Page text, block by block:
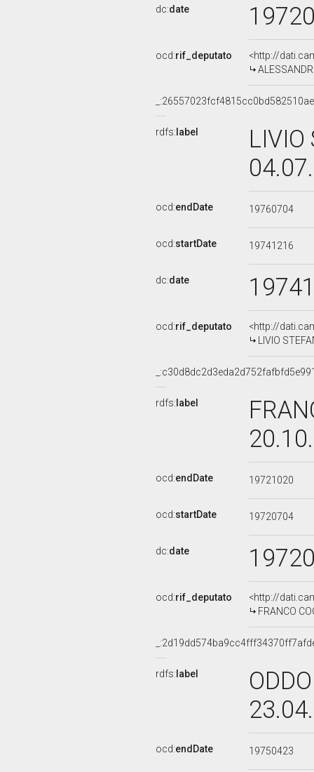
dc:date
ocd:rif_deputato
<http://
rdfs: label
LIVIO
ocd:endDate 19760704
ocd:startDate 19741216
dc:date
ocd:rif_deputato
<http://
LIVIO
rdfs: label
ocd:endDate 19721020
ocd:startDate 19720704
dc:date
ocd:rif_deputato
<http://
FRANCO
rdfs: label
ocd:endDate 19750423